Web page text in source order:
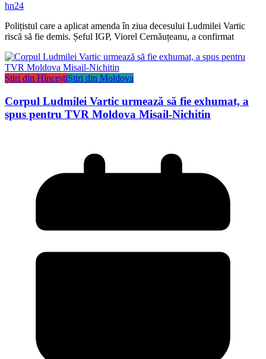
hn24
Polițistul care a aplicat amenda în ziua decesului Ludmilei Vartic
riscă să fie demis. Șeful IGP, Viorel Cernăuțeanu, a confirmat
Știri din HînceștiȘtiri din Moldova
Corpul Ludmilei Vartic urmează să fie exhumat, a
spus pentru TVR Moldova Misail-Nichitin